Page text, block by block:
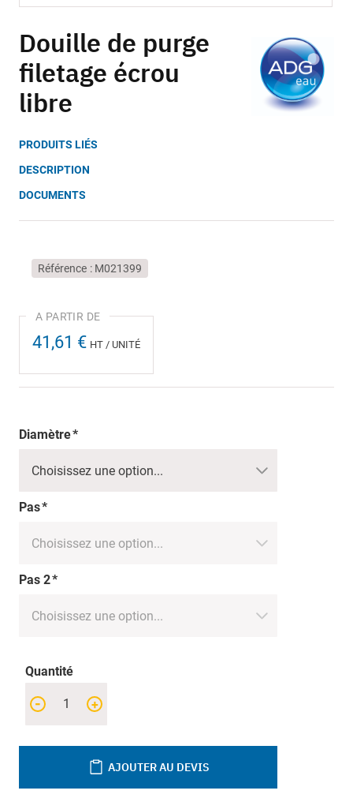
to
the
beginning
of
the
gallery
Douille de purge
filetage écrou
libre
PRODUITS LIÉS
DESCRIPTION
DOCUMENTS
Référence M021399
41,61 € HT / UNITÉ
Diamètre
Pas
Pas 2
Quantité
+
-
AJOUTER AU DEVIS